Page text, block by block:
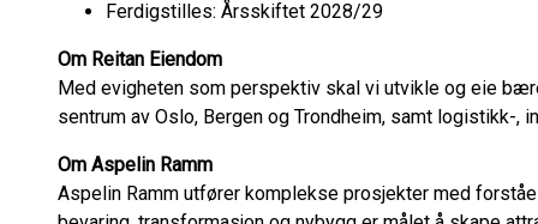
Ferdigstilles: Årsskiftet 2028/29
Om Reitan Eiendom
Med evigheten som perspektiv skal vi utvikle og eie
sentrum av Oslo, Bergen og Trondheim, samt logistikk-,
Om Aspelin Ramm
Aspelin Ramm utfører komplekse prosjekter med